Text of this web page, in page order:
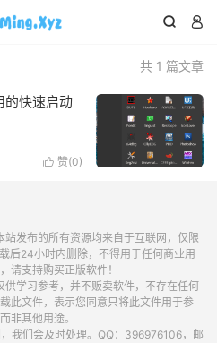
 
共 1 篇文章
的快速启动
 赞(0)
发布的所有资源均来自于互联网，仅限
后24小时内删除，不得用于任何商业用
请支持购买正版软件！
学习参考，并不贩卖软件，不存在任何
此文件，表示您同意只将此文件用于参
非其他用途。
我们会及时处理。QQ：396976106，邮